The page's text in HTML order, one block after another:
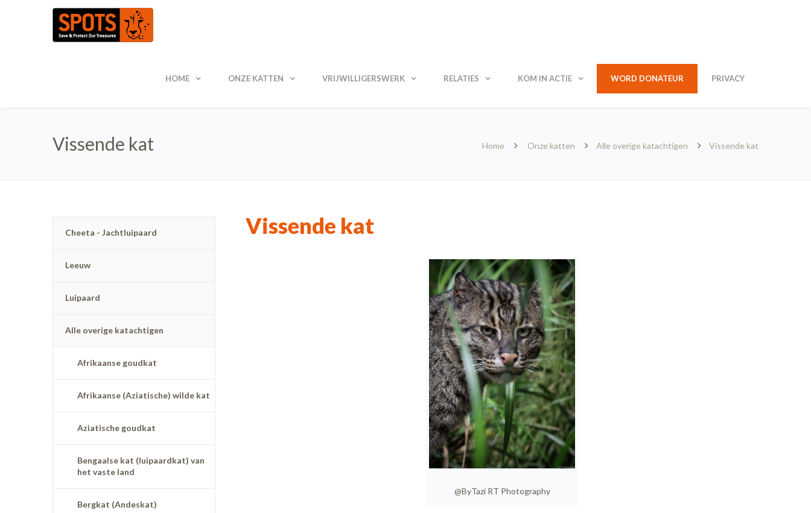
HOME ONZE KATTEN VRIJWILLIGERSWERK RELATIES KOM IN ACTIE WORD DONATEUR PRIVACY
Vissende kat Home Onze katten Alle overige katachtigen Vissende kat
Vissende kat
@ByTazi RT Photography
Cheeta - Jachtluipaard
Leeuw
Luipaard
Alle overige katachtigen
Afrikaanse goudkat
Afrikaanse (Aziatische) wilde kat
Aziatische goudkat
Bengaalse kat (luipaardkat) van
het vaste land
Bergkat (Andeskat)